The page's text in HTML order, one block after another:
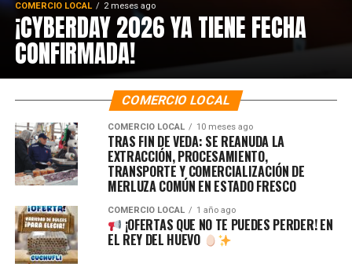
COMERCIO LOCAL 2 meses ago
¡CYBERDAY 2026 YA TIENE FECHA
CONFIRMADA!
COMERCIO LOCAL
COMERCIO LOCAL 10 meses ago
TRAS FIN DE VEDA: SE REANUDA LA
EXTRACCIÓN, PROCESAMIENTO,
TRANSPORTE Y COMERCIALIZACIÓN DE
MERLUZA COMÚN EN ESTADO FRESCO
COMERCIO LOCAL 1 año ago
¡OFERTAS QUE NO TE PUEDES PERDER! EN
EL REY DEL HUEVO